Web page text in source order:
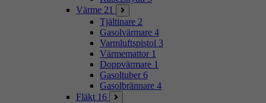
Värme 21
Tjältinare 2
Gasolvärmare 4
Varmluftspistol 3
Värmemattor 1
Doppvärmare 1
Gasoltuber 6
Gasolbrännare 4
Fläkt 16